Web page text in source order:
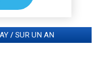
/ SUR UN AN